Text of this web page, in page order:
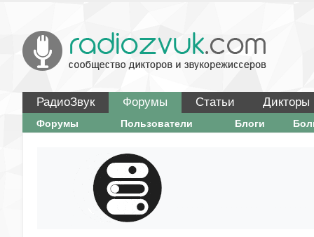
РадиоЗвук Форумы Статьи Дикторы
Форумы Пользователи Блоги